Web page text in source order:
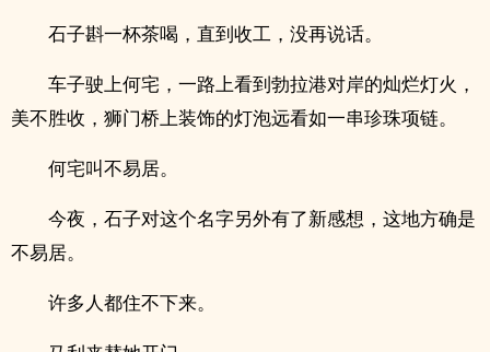
石子斟一杯茶喝，直到收工，没再说话。
车子驶上何宅，一路上看到勃拉港对岸的灿烂灯火，
美不胜收，狮门桥上装饰的灯泡远看如一串珍珠项链。
何宅叫不易居。
今夜，石子对这个名字另外有了新感想，这地方确是
不易居。
许多人都住不下来。